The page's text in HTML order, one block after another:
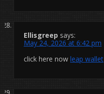
Ellisgreep says:
May 24, 2026 at 6:42 pm
click here now leap wallet